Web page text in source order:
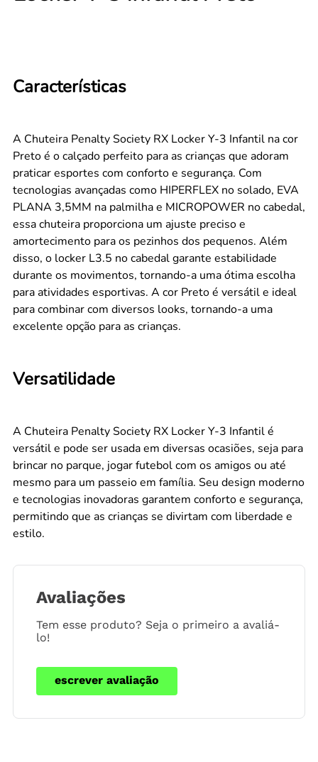
Características
A Chuteira Penalty Society RX Locker Y-3 Infantil na cor
Preto é o calçado perfeito para as crianças que adoram
praticar esportes com conforto e segurança. Com
tecnologias avançadas como HIPERFLEX no solado, EVA
PLANA 3,5MM na palmilha e MICROPOWER no cabedal,
essa chuteira proporciona um ajuste preciso e
amortecimento para os pezinhos dos pequenos. Além
disso, o locker L3.5 no cabedal garante estabilidade
durante os movimentos, tornando-a uma ótima escolha
para atividades esportivas. A cor Preto é versátil e ideal
para combinar com diversos looks, tornando-a uma
excelente opção para as crianças.
Versatilidade
A Chuteira Penalty Society RX Locker Y-3 Infantil é
versátil e pode ser usada em diversas ocasiões, seja para
brincar no parque, jogar futebol com os amigos ou até
mesmo para um passeio em família. Seu design moderno
e tecnologias inovadoras garantem conforto e segurança,
permitindo que as crianças se divirtam com liberdade e
estilo.
Avaliações
Tem esse produto? Seja o primeiro a avaliá-
lo!
escrever avaliação